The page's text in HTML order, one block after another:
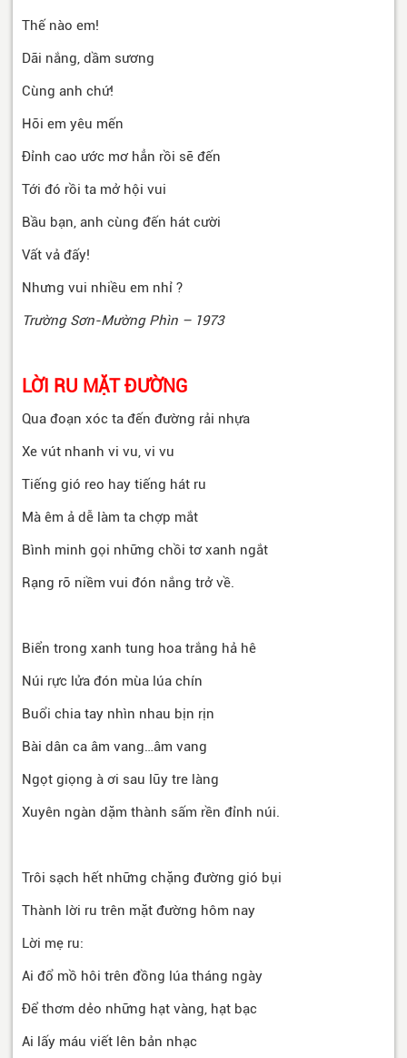
Thế nào em!
Dãi nắng, dầm sương
Cùng anh chứ!
Hỡi em yêu mến
Đỉnh cao ước mơ hẳn rồi sẽ đến
Tới đó rồi ta mở hội vui
Bầu bạn, anh cùng đến hát cười
Vất vả đấy!
Nhưng vui nhiều em nhỉ ?
Trường Sơn-Mường Phìn – 1973
LỜI RU MẶT ĐƯỜNG
Qua đoạn xóc ta đến đường rải nhựa
Xe vút nhanh vi vu, vi vu
Tiếng gió reo hay tiếng hát ru
Mà êm ả dễ làm ta chợp mắt
Bình minh gọi những chồi tơ xanh ngắt
Rạng rỡ niềm vui đón nắng trở về.
Biển trong xanh tung hoa trắng hả hê
Núi rực lửa đón mùa lúa chín
Buổi chia tay nhìn nhau bịn rịn
Bài dân ca âm vang…âm vang
Ngọt giọng à ơi sau lũy tre làng
Xuyên ngàn dặm thành sấm rền đỉnh núi.
Trôi sạch hết những chặng đường gió bụi
Thành lời ru trên mặt đường hôm nay
Lời mẹ ru:
Ai đổ mồ hôi trên đồng lúa tháng ngày
Để thơm dẻo những hạt vàng, hạt bạc
Ai lấy máu viết lên bản nhạc